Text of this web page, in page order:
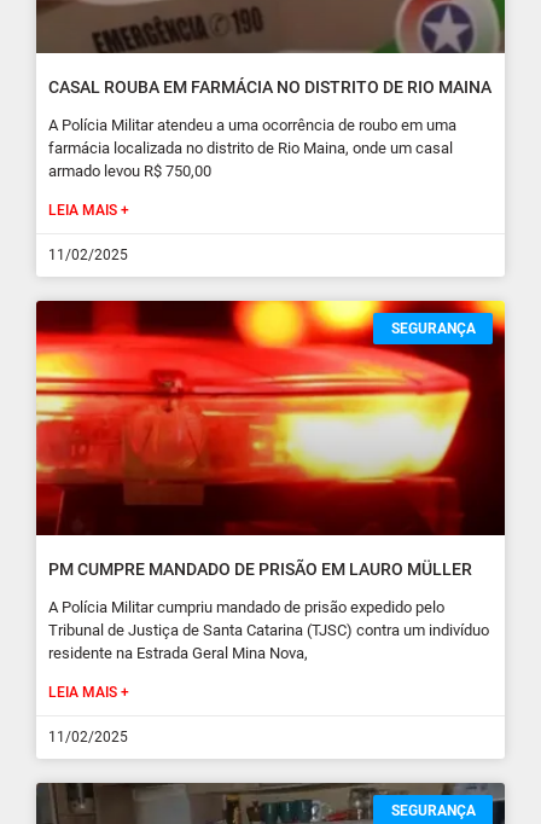
CASAL ROUBA EM FARMÁCIA NO DISTRITO DE RIO MAINA
A Polícia Militar atendeu a uma ocorrência de roubo em uma
farmácia localizada no distrito de Rio Maina, onde um casal
armado levou R$ 750,00
LEIA MAIS +
11/02/2025
SEGURANÇA
PM CUMPRE MANDADO DE PRISÃO EM LAURO MÜLLER
A Polícia Militar cumpriu mandado de prisão expedido pelo
Tribunal de Justiça de Santa Catarina (TJSC) contra um indivíduo
residente na Estrada Geral Mina Nova,
LEIA MAIS +
11/02/2025
SEGURANÇA